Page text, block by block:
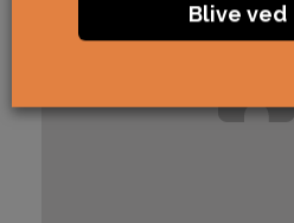
Blive ved